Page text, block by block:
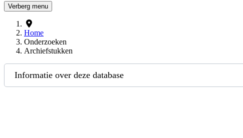
Verberg menu
Home
Onderzoeken
Archiefstukken
Informatie over deze database